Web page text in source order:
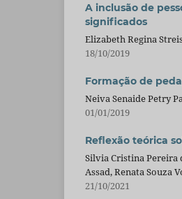
A inclusão de
significados
Elizabeth Regina
18/10/2019
Formação de
Neiva Senaide Petry
01/01/2019
Reflexão teórica
Silvia Cristina Pereira
Assad, Renata Souza
21/10/2021